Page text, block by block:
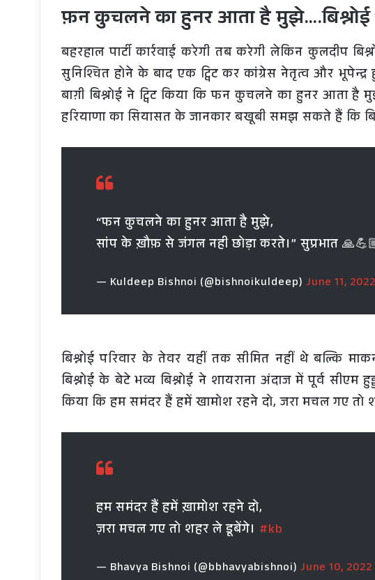
फ़न कुचलने का हुनर आता है मुझे….बिश्नोई
बहरहाल पार्टी कार्रवाई करेगी तब करेगी लेकिन कुलदीप
सुनिश्चित होने के बाद एक ट्विट कर कांग्रेस नेतृत्व और
बाग़ी बिश्नोई ने ट्विट किया कि फन कुचलने का हुनर आता
हरियाणा का सियासत के जानकार बखूबी समझ सकते हैं कि
“फन कुचलने का हुनर आता है मुझे,
सांप के ख़ौफ़ से जंगल नही छोड़ा करते।” सुप्रभात
— Kuldeep Bishnoi (@bishnoikuldeep) June 11, 2022
बिश्नोई परिवार के तेवर यहीं तक सीमित नहीं थे बल्कि
बिश्नोई के बेटे भव्य बिश्नोई ने शायराना अंदाज में पूर्व सीएम
किया कि हम समंदर हैं हमें खामोश रहने दो, जरा मचल गए तो
हम समंदर हैं हमें ख़ामोश रहने दो,
ज़रा मचल गए तो शहर ले डूबेंगे। #kb
— Bhavya Bishnoi (@bbhavyabishnoi) June 10, 2022